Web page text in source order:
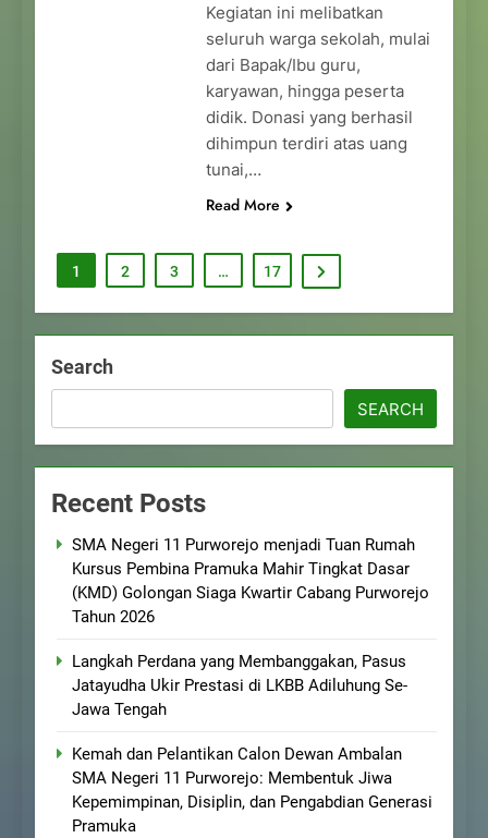
Kegiatan ini melibatkan
seluruh warga sekolah, mulai
dari Bapak/Ibu guru,
karyawan, hingga peserta
didik. Donasi yang berhasil
dihimpun terdiri atas uang
tunai,…
Read More
1 2 3 … 17
Search
SEARCH
Recent Posts
SMA Negeri 11 Purworejo menjadi Tuan Rumah
Kursus Pembina Pramuka Mahir Tingkat Dasar
(KMD) Golongan Siaga Kwartir Cabang Purworejo
Tahun 2026
Langkah Perdana yang Membanggakan, Pasus
Jatayudha Ukir Prestasi di LKBB Adiluhung Se-
Jawa Tengah
Kemah dan Pelantikan Calon Dewan Ambalan
SMA Negeri 11 Purworejo: Membentuk Jiwa
Kepemimpinan, Disiplin, dan Pengabdian Generasi
Pramuka